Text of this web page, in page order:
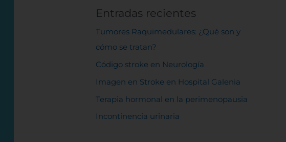
Entradas recientes
Tumores Raquimedulares: ¿Qué son y
cómo se tratan?
Código stroke en Neurología
Imagen en Stroke en Hospital Galenia
Terapia hormonal en la perimenopausia
Incontinencia urinaria